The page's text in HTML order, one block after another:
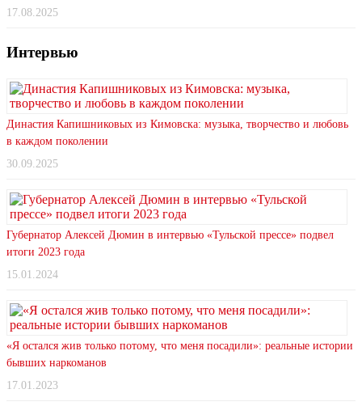
17.08.2025
Интервью
Династия Капишниковых из Кимовска: музыка, творчество и любовь
в каждом поколении
30.09.2025
Губернатор Алексей Дюмин в интервью «Тульской прессе» подвел
итоги 2023 года
15.01.2024
«Я остался жив только потому, что меня посадили»: реальные истории
бывших наркоманов
17.01.2023